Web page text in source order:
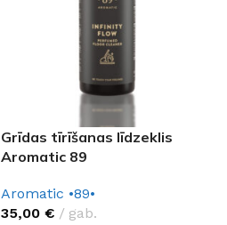
Grīdas tīrīšanas līdzeklis
Aromatic 89
Aromatic •89•
35,00€ gab.